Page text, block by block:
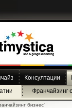
Консултации
Франчайзинг
бизнес”